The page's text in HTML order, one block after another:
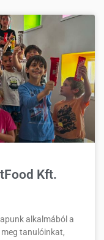
Kft.
alkalmából a
tanulóinkat,